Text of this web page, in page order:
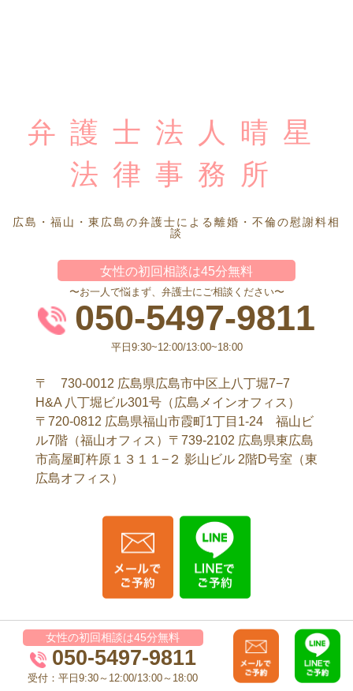
女性の初回相談は45分無料
050-5497-9811
受付：平日9:30～12:00/13:00～18:00
弁護士法人晴星
法律事務所
広島・福山・東広島の弁護士による離婚・不倫の慰謝料相
談
女性の初回相談は45分無料
〜お一人で悩まず、弁護士にご相談ください〜
050-5497-9811
平日9:30~12:00/13:00~18:00
〒 730-0012 広島県広島市中区上八丁堀7−7
H&A 八丁堀ビル301号（広島メインオフィス）
〒720-0812 広島県福山市霞町1丁目1-24 福山ビ
ル7階（福山オフィス）〒739-2102 広島県東広島
市高屋町杵原１３１１−２ 影山ビル 2階D号室（東
広島オフィス）
Copyright © 弁護士法人晴星法律事務所 All Rights Reserved.